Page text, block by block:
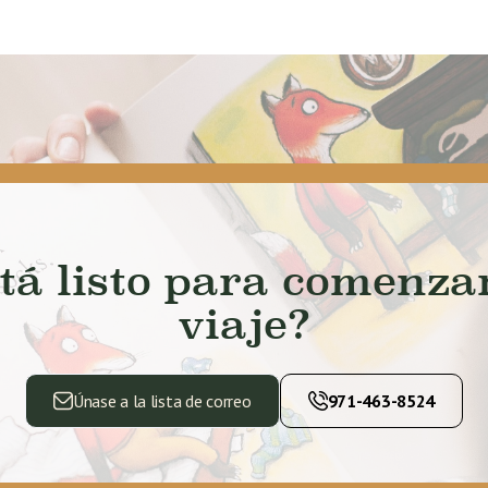
listo para
viaje?
Únase a la lista de correo 971-463-8524